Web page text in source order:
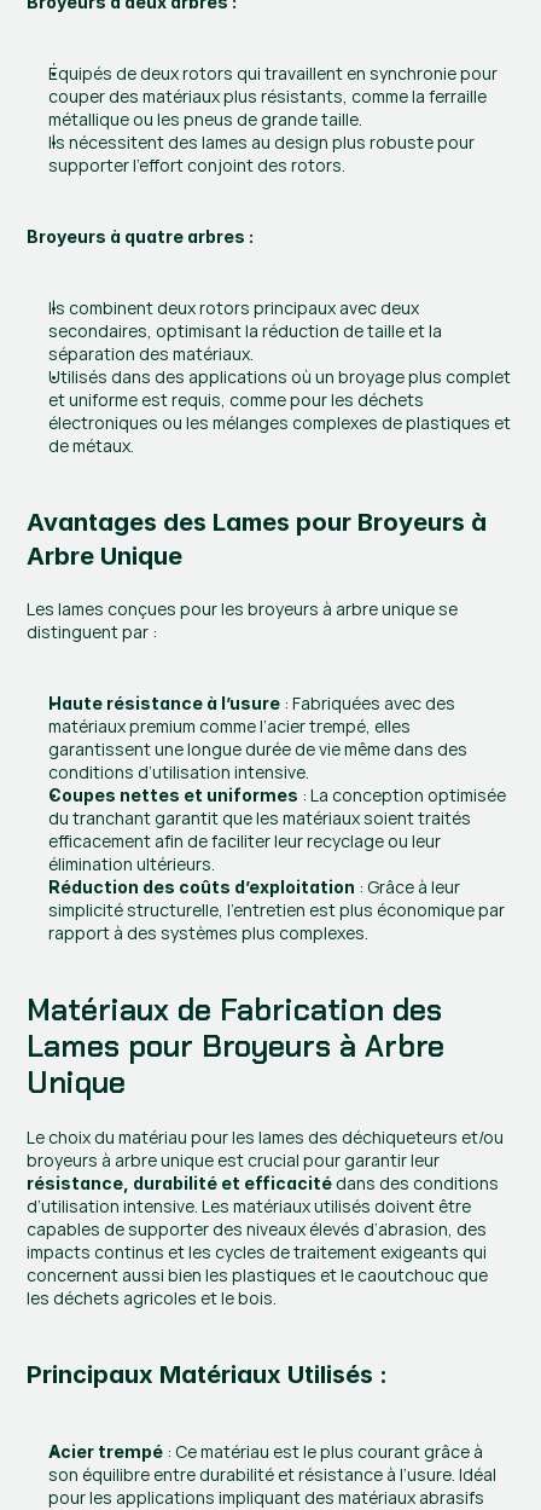
Équipés de deux rotors qui travaillent en synchronie pour
couper des matériaux plus résistants, comme la ferraille
métallique ou les pneus de grande taille.
Ils nécessitent des lames au design plus robuste pour
supporter l’effort conjoint des rotors.
Broyeurs à quatre arbres :
Ils combinent deux rotors principaux avec deux
secondaires, optimisant la réduction de taille et la
séparation des matériaux.
Utilisés dans des applications où un broyage plus complet
et uniforme est requis, comme pour les déchets
électroniques ou les mélanges complexes de plastiques et
de métaux.
Avantages des Lames pour Broyeurs à
Arbre Unique
Les lames conçues pour les broyeurs à arbre unique se
distinguent par :
Haute résistance à l’usure : Fabriquées avec des
matériaux premium comme l’acier trempé, elles
garantissent une longue durée de vie même dans des
conditions d’utilisation intensive.
Coupes nettes et uniformes : La conception optimisée
du tranchant garantit que les matériaux soient traités
efficacement afin de faciliter leur recyclage ou leur
élimination ultérieurs.
Réduction des coûts d’exploitation : Grâce à leur
simplicité structurelle, l’entretien est plus économique par
rapport à des systèmes plus complexes.
Matériaux de Fabrication des
Lames pour Broyeurs à Arbre
Unique
Le choix du matériau pour les lames des déchiqueteurs et/ou
résistance, durabilité et efficacité dans des conditions
d’utilisation intensive. Les matériaux utilisés doivent être
capables de supporter des niveaux élevés d’abrasion, des
impacts continus et les cycles de traitement exigeants qui
concernent aussi bien les plastiques et le caoutchouc que
les déchets agricoles et le bois.
Principaux Matériaux Utilisés :
Acier trempé : Ce matériau est le plus courant grâce à
son équilibre entre durabilité et résistance à l’usure. Idéal
pour les applications impliquant des matériaux abrasifs